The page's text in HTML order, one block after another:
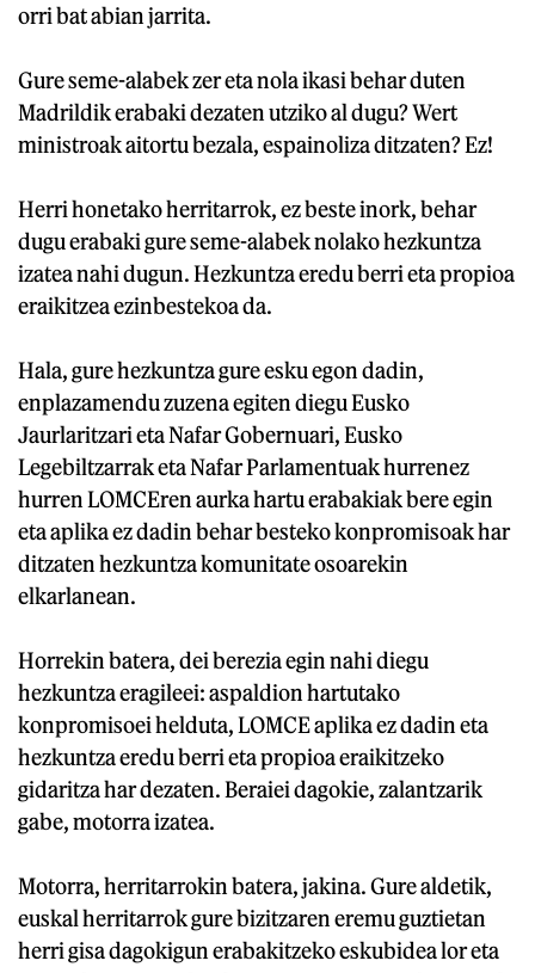
orri bat abian jarrita.
Gure seme-alabek zer eta nola ikasi behar duten
Madrildik erabaki dezaten utziko al dugu? Wert
ministroak aitortu bezala, espainoliza ditzaten? Ez!
Herri honetako herritarrok, ez beste inork, behar
dugu erabaki gure seme-alabek nolako hezkuntza
izatea nahi dugun. Hezkuntza eredu berri eta propioa
eraikitzea ezinbestekoa da.
Hala, gure hezkuntza gure esku egon dadin,
enplazamendu zuzena egiten diegu Eusko
Jaurlaritzari eta Nafar Gobernuari, Eusko
Legebiltzarrak eta Nafar Parlamentuak hurrenez
hurren LOMCEren aurka hartu erabakiak bere egin
eta aplika ez dadin behar besteko konpromisoak har
ditzaten hezkuntza komunitate osoarekin
elkarlanean.
Horrekin batera, dei berezia egin nahi diegu
hezkuntza eragileei: aspaldion hartutako
konpromisoei helduta, LOMCE aplika ez dadin eta
hezkuntza eredu berri eta propioa eraikitzeko
gidaritza har dezaten. Beraiei dagokie, zalantzarik
gabe, motorra izatea.
Motorra, herritarrokin batera, jakina. Gure aldetik,
euskal herritarrok gure bizitzaren eremu guztietan
herri gisa dagokigun erabakitzeko eskubidea lor eta